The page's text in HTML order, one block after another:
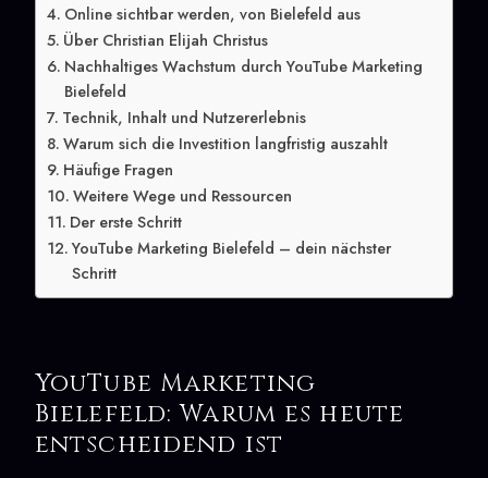
Online sichtbar werden, von Bielefeld aus
Über Christian Elijah Christus
Nachhaltiges Wachstum durch YouTube Marketing
Bielefeld
Technik, Inhalt und Nutzererlebnis
Warum sich die Investition langfristig auszahlt
Häufige Fragen
Weitere Wege und Ressourcen
Der erste Schritt
YouTube Marketing Bielefeld – dein nächster
Schritt
YouTube Marketing
Bielefeld: Warum es heute
entscheidend ist